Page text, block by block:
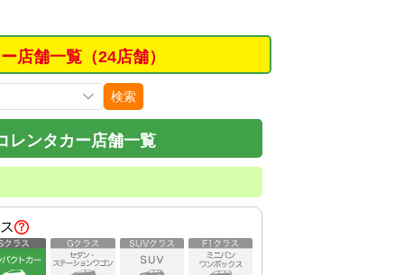
店舗一覧（24店舗）
検索
レンタカー店舗一覧